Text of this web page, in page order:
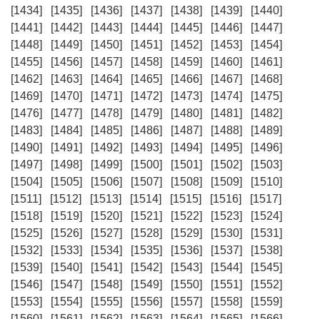
[1434]
[1435] [1436] [1437] [1438] [1439]
[1440]
[1441]
[1442] [1443] [1444] [1445] [1446]
[1447]
[1448]
[1449] [1450] [1451] [1452] [1453]
[1454]
[1455]
[1456] [1457] [1458] [1459] [1460]
[1461]
[1462]
[1463] [1464] [1465] [1466] [1467]
[1468]
[1469]
[1470] [1471] [1472] [1473] [1474]
[1475]
[1476]
[1477] [1478] [1479] [1480] [1481]
[1482]
[1483]
[1484] [1485] [1486] [1487] [1488]
[1489]
[1490]
[1491] [1492] [1493] [1494] [1495]
[1496]
[1497]
[1498] [1499] [1500] [1501] [1502]
[1503]
[1504]
[1505] [1506] [1507] [1508] [1509]
[1510]
[1511]
[1512] [1513] [1514] [1515] [1516]
[1517]
[1518]
[1519] [1520] [1521] [1522] [1523]
[1524]
[1525]
[1526] [1527] [1528] [1529] [1530]
[1531]
[1532]
[1533] [1534] [1535] [1536] [1537]
[1538]
[1539]
[1540] [1541] [1542] [1543] [1544]
[1545]
[1546]
[1547] [1548] [1549] [1550] [1551]
[1552]
[1553]
[1554] [1555] [1556] [1557] [1558]
[1559]